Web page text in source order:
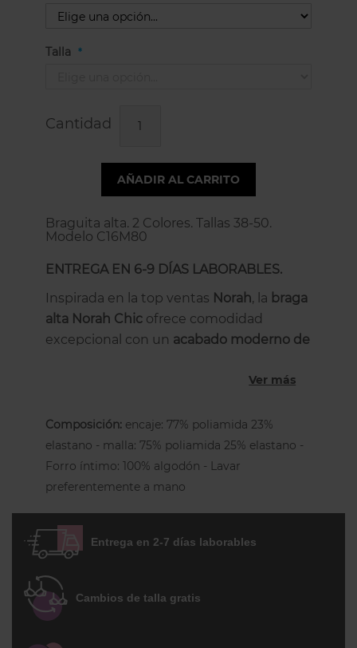
Talla
Cantidad
AÑADIR AL CARRITO
Braguita alta. 2 Colores. Tallas 38-50.
Modelo C16M80
ENTREGA EN 6-9 DÍAS LABORABLES.
Inspirada en la top ventas Norah, la braga
alta Norah Chicofrece comodidad
excepcional con un acabado moderno de
Cobertura:
Moderada, opaca
Material:Tejido de punto suave y
opaco ultra cómodo
Detalles:Paneles de encaje gráfico
sobre las caderas semi-transparente
Comodidad:Excepcional, perfecta
Sostenibilidad: Encaje gráfico
Ver más
Composición: encaje: 77% poliamida 23%
elastano - malla: 75% poliamida 25% elastano -
Forro íntimo: 100% algodón - Lavar
preferentemente a mano
Entrega en 2-7 días laborables
Cambios de talla gratis